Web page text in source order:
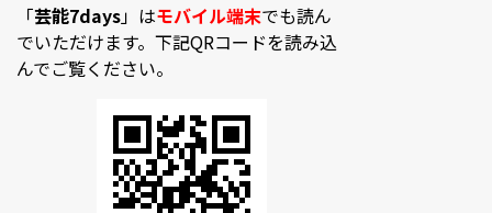
「芸能7days」はモバイル端末でも読ん
でいただけます。下記QRコードを読み込
んでご覧ください。